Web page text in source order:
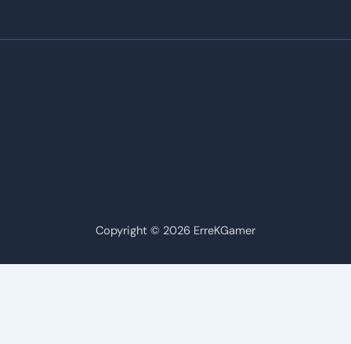
Copyright © 2026 ErreKGamer